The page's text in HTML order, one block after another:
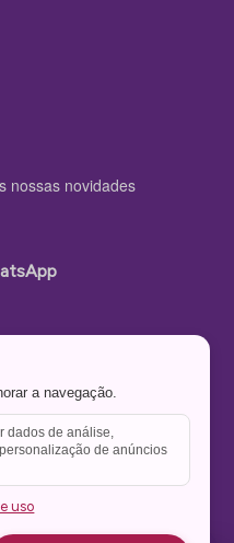
nossas novidades
a navegação.
dados de análise,
de anúncios
uso